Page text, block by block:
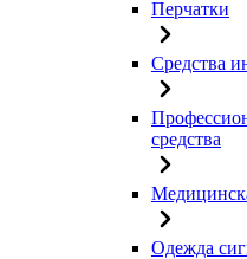
Перчатки
Средства
средства
Одежда